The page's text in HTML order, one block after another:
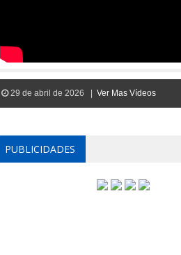
29 de abril de 2026 | Ver Mas Vídeos
PUBLICIDADES